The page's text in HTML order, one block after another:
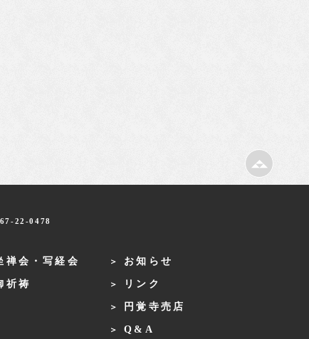
22-0478
禅会・写経会
祈祷
お知らせ
リンク
円覚寺売店
Q&A